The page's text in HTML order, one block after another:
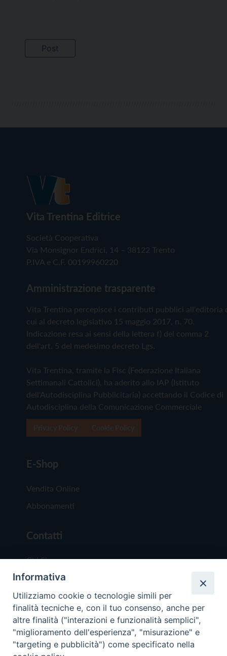
Vita Trentina Editrice
Società Cooperativa
Via Monsignor Endrici, 14 – 38122 Trento
P.IVA e C.F. 00199960220
Amministrazione trasparente
Vita Trentina percepisce i contributi pubblici all'editoria
cui al decreto legislativo 15 maggio 2017, n. 70.
Indicazione resa ai sensi della lettera f) del comma 2
dell'art. 5 del medesimo decreto Lgs.
Vita Trentina, tramite la Fisc (Federazione Italiana
Settimanali Cattolici), ha aderito allo IAP (Istituto
dell'Autodisciplina Pubblicitaria) accettando il Codice di
Autodisciplina della Comunicazione Commerciale
E-Shop
Vendita Online
Abbonamenti
Contatti
Chi Siamo
Redazione
Scrivici
Informativa
Utilizziamo cookie o tecnologie simili per
finalità tecniche e, con il tuo consenso, anche per
altre finalità ("interazioni e funzionalità semplici",
"miglioramento dell'esperienza", "misurazione" e
"targeting e pubblicità") come specificato nella